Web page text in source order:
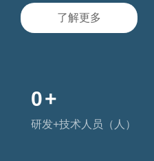
了解更多
0+
研发+技术人员（人）